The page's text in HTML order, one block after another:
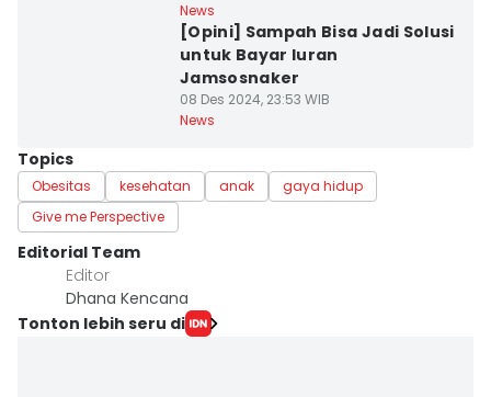
News
[Opini] Sampah Bisa Jadi Solusi
untuk Bayar Iuran
Jamsosnaker
08 Des 2024, 23:53 WIB
News
Topics
Obesitas kesehatan anak
gaya hidup
Give me Perspective
Editorial Team
Editor
Dhana Kencana
Tonton lebih seru di